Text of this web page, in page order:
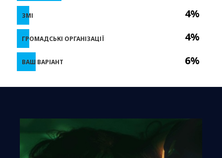
4%
4%
6%
ЗМІ
ГРОМАДСЬКІ ОРГАНІЗАЦІЇ
ВАШ ВАРІАНТ